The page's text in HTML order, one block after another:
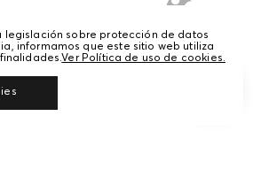
S.A. TODOS LOS DERECHOS RESERVADOS.
legislación sobre protección de datos
informamos que este sitio web utiliza
Ver Política de uso de cookies.